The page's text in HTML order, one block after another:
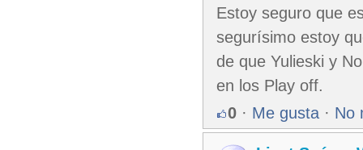
Estoy seguro que
segurísimo estoy
de que Yulieski y
en los Play off.
0 · Me gusta · No